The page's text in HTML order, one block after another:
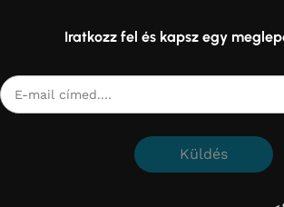
Iratkozz fel és kapsz egy
Küldés